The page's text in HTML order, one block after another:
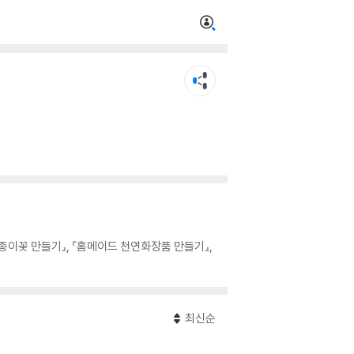
꽃 만들기』, 『홈메이드 천연화장품 만들기』,
최신순